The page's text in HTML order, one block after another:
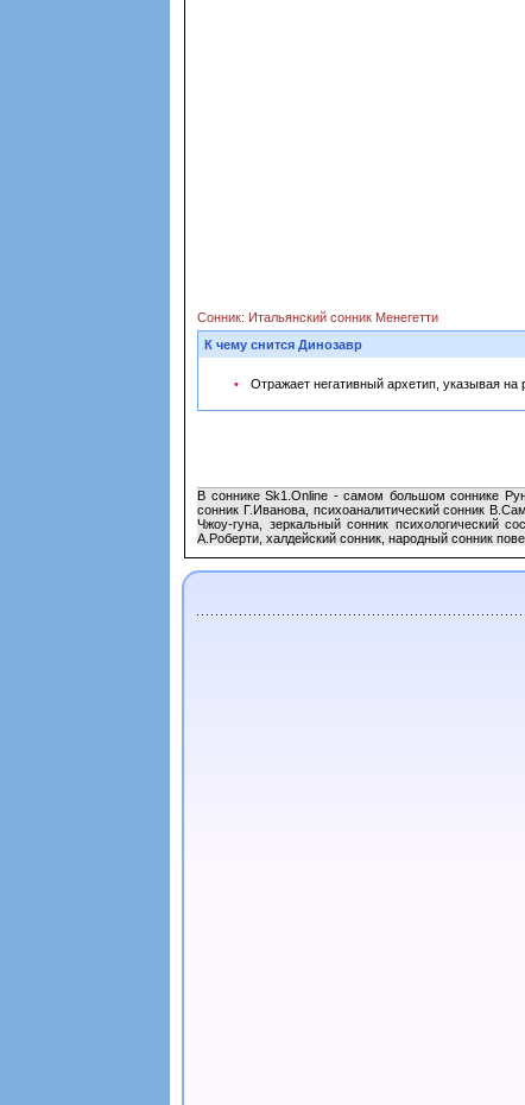
Сонник: Итальянский сонник Менегетти
К чему снится Динозавр
Отражает негативный архетип, указывая
В соннике Sk1.Online - самом большом соннике
сонник Г.Иванова, психоаналитический сонник
Чжоу-гуна, зеркальный сонник психологический
А.Роберти, халдейский сонник, народный сонник